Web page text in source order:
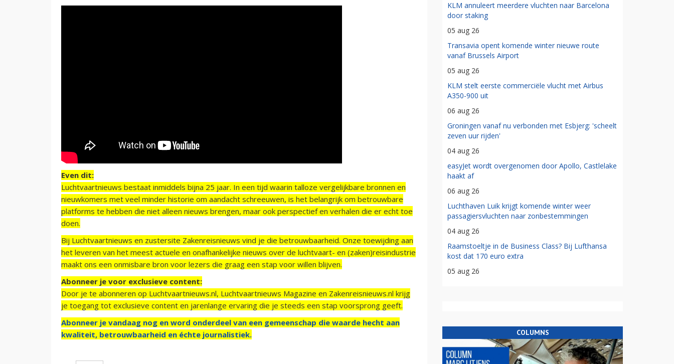
Even dit:
Luchtvaartnieuws bestaat inmiddels bijna 25 jaar. In een tijd waarin talloze vergelijkbare bronnen en
nieuwkomers met veel minder historie om aandacht schreeuwen, is het belangrijk om betrouwbare
platforms te hebben die niet alleen nieuws brengen, maar ook perspectief en verhalen die er echt toe
doen.
Bij Luchtvaartnieuws en zustersite Zakenreisnieuws vind je die betrouwbaarheid. Onze toewijding aan
het leveren van het meest actuele en onafhankelijke nieuws over de luchtvaart- en (zaken)reisindustrie
maakt ons een onmisbare bron voor lezers die graag een stap voor willen blijven.
Abonneer je voor exclusieve content:
Door je te abonneren op Luchtvaartnieuws.nl, Luchtvaartnieuws Magazine en Zakenreisnieuws.nl krijg
je toegang tot exclusieve content en jarenlange ervaring die je steeds een stap voorsprong geeft.
Abonneer je vandaag nog en word onderdeel van een gemeenschap die waarde hecht aan
kwaliteit, betrouwbaarheid en échte journalistiek.
KLM annuleert meerdere vluchten naar Barcelona
door staking
05 aug 26
Transavia opent komende winter nieuwe route
vanaf Brussels Airport
05 aug 26
KLM stelt eerste commerciële vlucht met Airbus
A350-900 uit
06 aug 26
Groningen vanaf nu verbonden met Esbjerg: 'scheelt
zeven uur rijden'
04 aug 26
easyJet wordt overgenomen door Apollo, Castlelake
haakt af
06 aug 26
Luchthaven Luik krijgt komende winter weer
passagiersvluchten naar zonbestemmingen
04 aug 26
Raamstoeltje in de Business Class? Bij Lufthansa
kost dat 170 euro extra
05 aug 26
COLUMNS